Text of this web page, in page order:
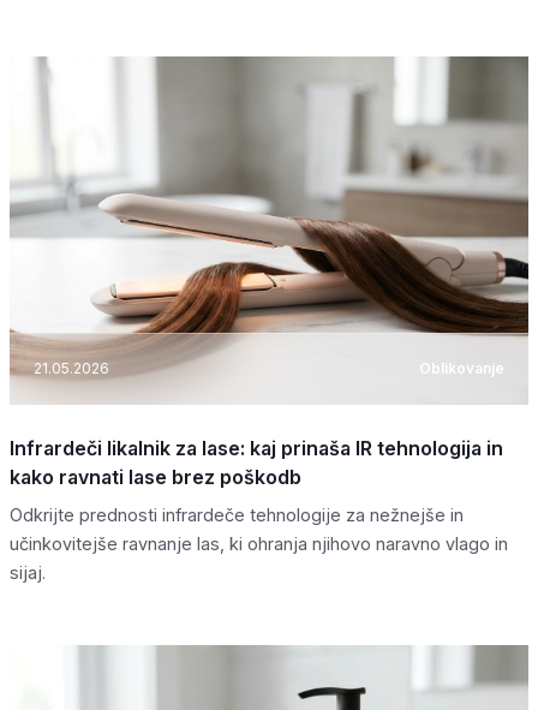
21.05.2026 Oblikovanje
Infrardeči likalnik za lase: kaj prinaša IR tehnologija in
kako ravnati lase brez poškodb
Odkrijte prednosti infrardeče tehnologije za nežnejše in
učinkovitejše ravnanje las, ki ohranja njihovo naravno vlago in
sijaj.